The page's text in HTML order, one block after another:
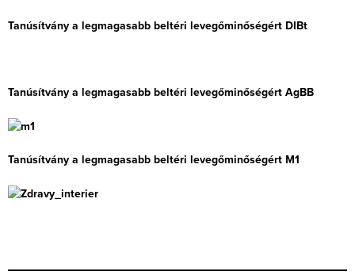
Tanúsítvány a legmagasabb beltéri levegőminőségért DIBt
Tanúsítvány a legmagasabb beltéri levegőminőségért AgBB
Tanúsítvány a legmagasabb beltéri levegőminőségért M1